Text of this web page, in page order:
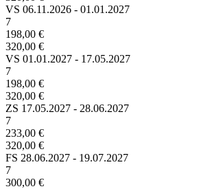
VS 06.11.2026 - 01.01.2027
7
198,00 €
320,00 €
VS 01.01.2027 - 17.05.2027
7
198,00 €
320,00 €
ZS 17.05.2027 - 28.06.2027
7
233,00 €
320,00 €
FS 28.06.2027 - 19.07.2027
7
300,00 €